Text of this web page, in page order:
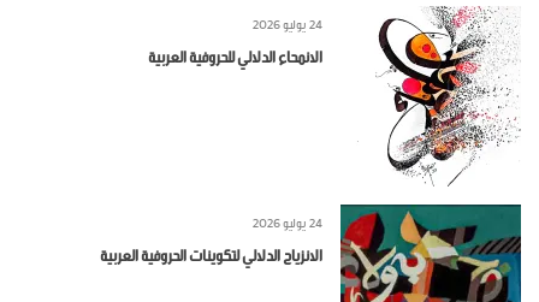
24 يوليو 2026
الانمحاء الدلالي للحروفية العربية
24 يوليو 2026
الانزياح الدلالي لتكوينات الحروفية العربية